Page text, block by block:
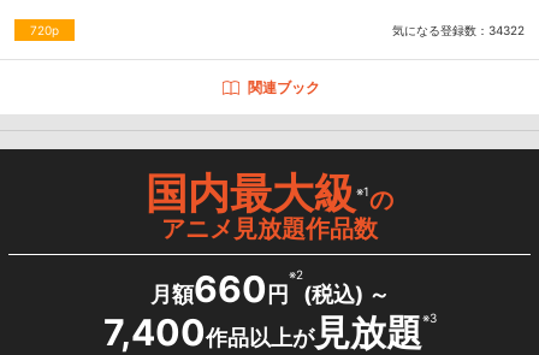
720p 気になる登録数： 34322
関連ブック
国内最大級※1の
アニメ見放題作品数
月額660 円
※2
(税込) ～
7,400作品以上が見放題※3